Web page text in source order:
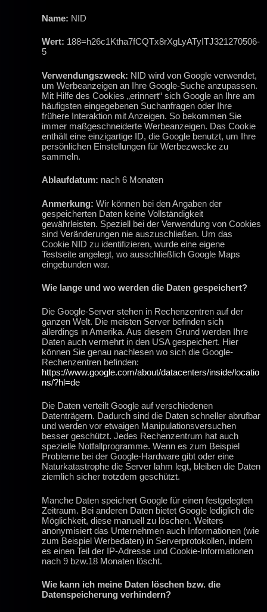
Name: NID
Wert: 188=h26c1Ktha7fCQTx8rXgLyATyITJ321270506-
5
Verwendungszweck: NID wird von Google verwendet,
um Werbeanzeigen an Ihre Google-Suche anzupassen.
Mit Hilfe des Cookies „erinnert“ sich Google an Ihre am
häufigsten eingegebenen Suchanfragen oder Ihre
frühere Interaktion mit Anzeigen. So bekommen Sie
immer maßgeschneiderte Werbeanzeigen. Das Cookie
enthält eine einzigartige ID, die Google benutzt, um Ihre
persönlichen Einstellungen für Werbezwecke zu
sammeln.
Ablaufdatum: nach 6 Monaten
Anmerkung: Wir können bei den Angaben der
gespeicherten Daten keine Vollständigkeit
gewährleisten. Speziell bei der Verwendung von Cookies
sind Veränderungen nie auszuschließen. Um das
Cookie NID zu identifizieren, wurde eine eigene
Testseite angelegt, wo ausschließlich Google Maps
eingebunden war.
Wie lange und wo werden die Daten gespeichert?
Die Google-Server stehen in Rechenzentren auf der
ganzen Welt. Die meisten Server befinden sich
allerdings in Amerika. Aus diesem Grund werden Ihre
Daten auch vermehrt in den USA gespeichert. Hier
können Sie genau nachlesen wo sich die Google-
Rechenzentren befinden:
https://www.google.com/about/datacenters/inside/locatio
ns/?hl=de
Die Daten verteilt Google auf verschiedenen
Datenträgern. Dadurch sind die Daten schneller abrufbar
und werden vor etwaigen Manipulationsversuchen
besser geschützt. Jedes Rechenzentrum hat auch
spezielle Notfallprogramme. Wenn es zum Beispiel
Probleme bei der Google-Hardware gibt oder eine
Naturkatastrophe die Server lahm legt, bleiben die Daten
ziemlich sicher trotzdem geschützt.
Manche Daten speichert Google für einen festgelegten
Zeitraum. Bei anderen Daten bietet Google lediglich die
Möglichkeit, diese manuell zu löschen. Weiters
anonymisiert das Unternehmen auch Informationen (wie
zum Beispiel Werbedaten) in Serverprotokollen, indem
es einen Teil der IP-Adresse und Cookie-Informationen
nach 9 bzw.18 Monaten löscht.
Wie kann ich meine Daten löschen bzw. die
Datenspeicherung verhindern?